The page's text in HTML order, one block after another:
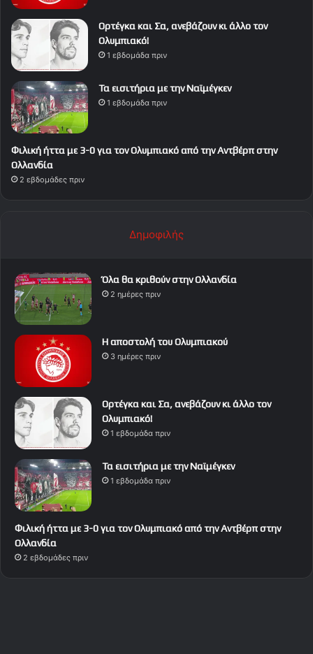
Ορτέγκα και Σα, ανεβάζουν κι άλλο τον
Ολυμπιακό!
1 εβδομάδα πριν
Τα εισιτήρια με την Ναϊμέγκεν
1 εβδομάδα πριν
Φιλική ήττα με 3-0 για τον Ολυμπιακό από την Αντβέρπ στην
Ολλανδία
2 εβδομάδες πριν
Δημοφιλής
Όλα θα κριθούν στην Ολλανδία
2 ημέρες πριν
Η αποστολή του Ολυμπιακού
3 ημέρες πριν
Ορτέγκα και Σα, ανεβάζουν κι άλλο τον
Ολυμπιακό!
1 εβδομάδα πριν
Τα εισιτήρια με την Ναϊμέγκεν
1 εβδομάδα πριν
Φιλική ήττα με 3-0 για τον Ολυμπιακό από την Αντβέρπ στην
Ολλανδία
2 εβδομάδες πριν